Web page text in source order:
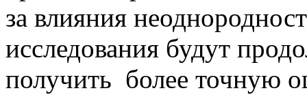
за влияния
исследования будут
получить более точную